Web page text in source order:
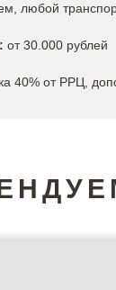
любой
от 30.000 рублей
40% от РРЦ,